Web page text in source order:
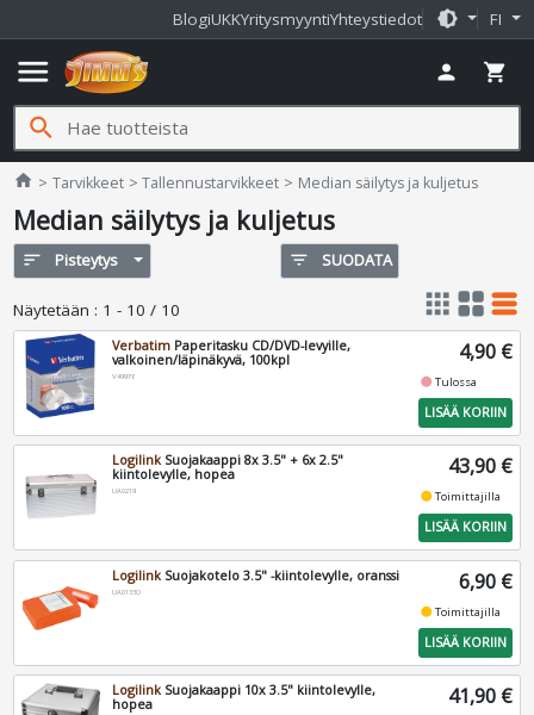
BlogiUKKYritysmyyntiYhteystiedot brightness_medium FI
menu person shopping_cart
search
home Jimms.fi
Tarvikkeet Tallennustarvikkeet Median säilytys ja kuljetus
Median säilytys ja kuljetus
sort Pisteytys filter_list SUODATA
Näytetään : 1 - 10 / 10 apps grid_view table_rows
Verbatim Paperitasku CD/DVD-levyille,
valkoinen/läpinäkyvä, 100kpl
V49976
4,90 €
fiber_manual_recordTulossa
LISÄÄ KORIIN
LogilinkSuojakaappi 8x 3.5" + 6x 2.5"
kiintolevylle, hopea
UA0219
43,90 €
fiber_manual_recordToimittajilla
LISÄÄ KORIIN
Logilink Suojakotelo 3.5" -kiintolevylle, oranssi
UA0133O 6,90 €
fiber_manual_recordToimittajilla
LISÄÄ KORIIN
LogilinkSuojakaappi 10x 3.5" kiintolevylle,
hopea
41,90 €